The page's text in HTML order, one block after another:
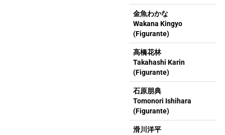
金魚わかな
Wakana Kingyo
(Figurante)
高橋花林
Takahashi Karin
(Figurante)
石原朋典
Tomonori Ishihara
(Figurante)
滑川洋平